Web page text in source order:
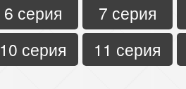
6 серия
7 серия
10 серия
11 серия